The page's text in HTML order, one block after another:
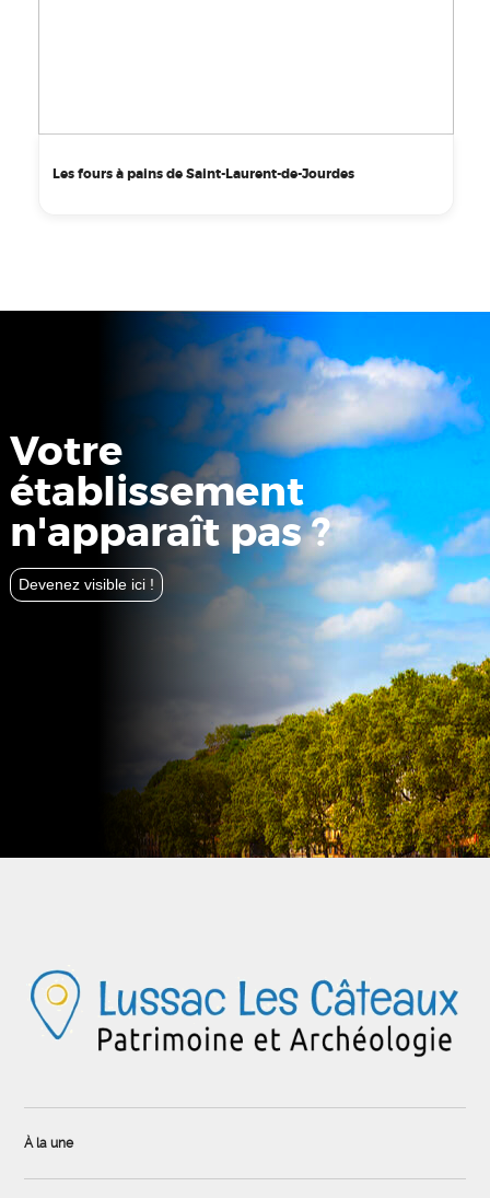
Les fours à pains de Saint-Laurent-de-Jourdes
Votre
établissement
n'apparaît pas ?
Devenez visible ici !
À la une